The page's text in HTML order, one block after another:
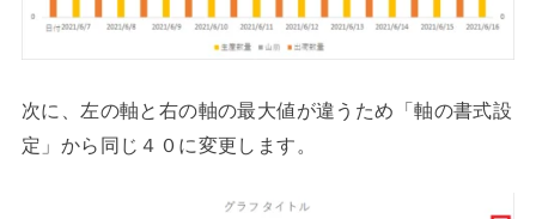
次に、左の軸と右の軸の最大値が違うため「軸の書式設
定」から同じ４０に変更します。